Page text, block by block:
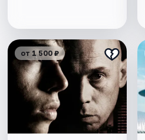
от 1 500 ₽